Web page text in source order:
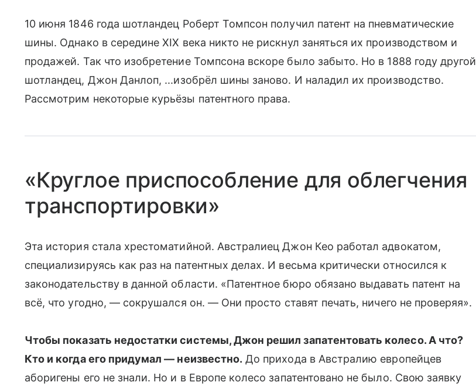
10 июня 1846 года шотландец Роберт Томпсон получил патент на пневматические
шины. Однако в середине ХIХ века никто не рискнул заняться их производством и
продажей. Так что изобретение Томпсона вскоре было забыто. Но в 1888 году другой
шотландец, Джон Данлоп, ...изобрёл шины заново. И наладил их производство.
Рассмотрим некоторые курьёзы патентного права.
«Круглое приспособление для облегчения
транспортировки»
Эта история стала хрестоматийной. Австралиец Джон Кео работал адвокатом,
специализируясь как раз на патентных делах. И весьма критически относился к
законодательству в данной области. «Патентное бюро обязано выдавать патент на
всё, что угодно, — сокрушался он. — Они просто ставят печать, ничего не проверяя».
Чтобы показать недостатки системы, Джон решил запатентовать колесо. А что?
Кто и когда его придумал — неизвестно. До прихода в Австралию европейцев
аборигены его не знали. Но и в Европе колесо запатентовано не было. Свою заявку